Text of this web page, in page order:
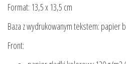
Format: 13,5 x 13,5 cm
Baza z wydrukowanym tekstem: papier
Front: